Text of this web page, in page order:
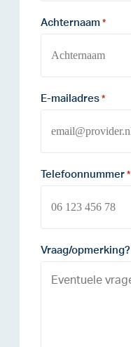
Achternaam *
E-mailadres *
Telefoonnummer *
Vraag/opmerking?